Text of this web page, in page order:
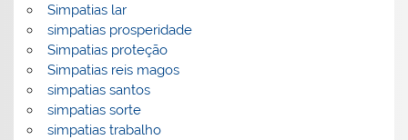
Simpatias lar
simpatias prosperidade
Simpatias proteção
Simpatias reis magos
simpatias santos
simpatias sorte
simpatias trabalho